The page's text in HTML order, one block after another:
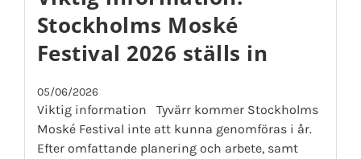
Stockholms Moské
Festival 2026 ställs in
05/06/2026
Viktig information Tyvärr kommer Stockholms
Moské Festival inte att kunna genomföras i år.
Efter omfattande planering och arbete, samt